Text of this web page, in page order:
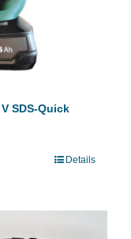
SDS-Quick
Details